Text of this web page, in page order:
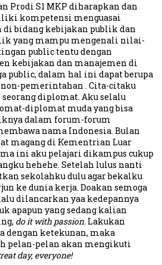
Prodi S1 MKP diharapkan dan
kompetensi menguasai
bidang kebijakan publik dan
yang mampu mengenali nilai-
public tentu dengan
kebijakan dan manajemen di
public, dalam hal ini dapat berupa
pemerintahan . Cita-citaku
diplomat. Aku selalu
diplomat muda yang bisa
dalam forum-forum
nama Indonesia. Bulan
magang di Kementrian Luar
ini aku pelajari dikampus cukup
hehehe. Setelah lulus nanti
sekolahku dulu agar bekalku
ke dunia kerja. Doakan semoga
dilancarkan yaa kedepannya
apapun yang sedang kalian
do it with passion. Lakukan
dengan ketekunan, maka
pelan-pelan akan mengikuti
day, everyone!